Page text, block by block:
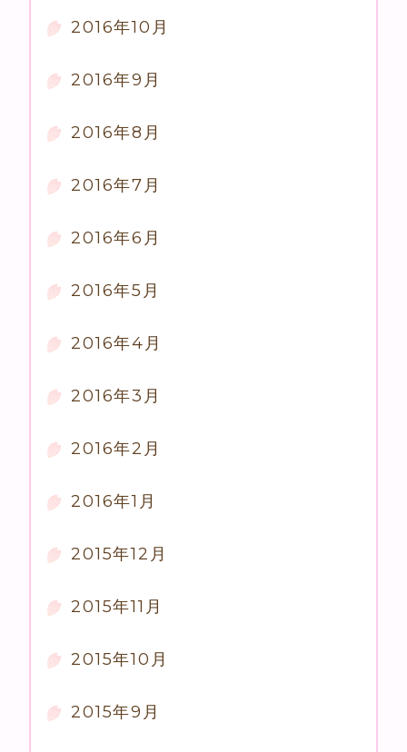
2016年10月
2016年9月
2016年8月
2016年7月
2016年6月
2016年5月
2016年4月
2016年3月
2016年2月
2016年1月
2015年12月
2015年11月
2015年10月
2015年9月